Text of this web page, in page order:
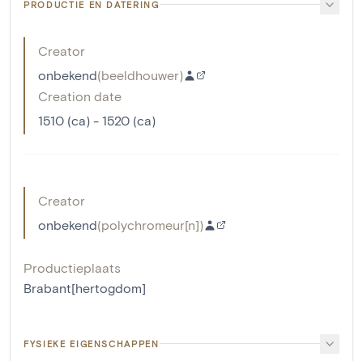
PRODUCTIE EN DATERING
Creator
onbekend(beeldhouwer)
Creation date
1510 (ca) - 1520 (ca)
Creator
onbekend(polychromeur[n])
Productieplaats
Brabant[hertogdom]
FYSIEKE EIGENSCHAPPEN